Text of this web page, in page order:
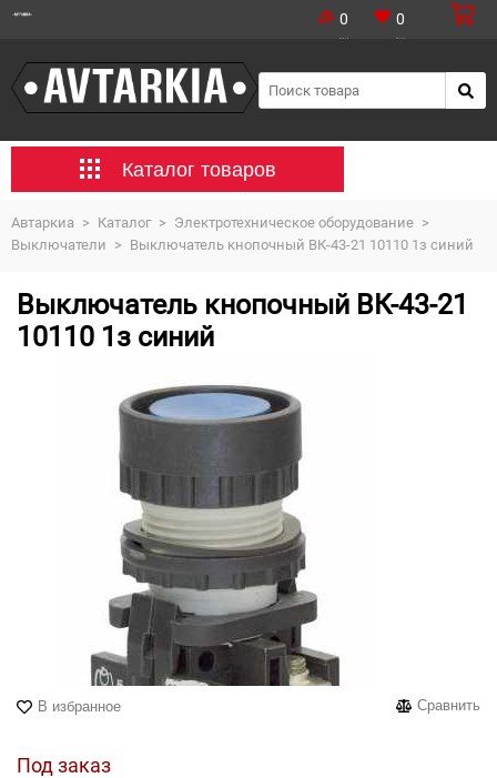
0 0
Каталог товаров
Автаркиа > Каталог > Электротехническое оборудование >
Выключатели > Выключатель кнопочный ВК-43-21 10110 1з синий
Выключатель кнопочный ВК-43-21
10110 1з синий
В избранное Сравнить
Под заказ